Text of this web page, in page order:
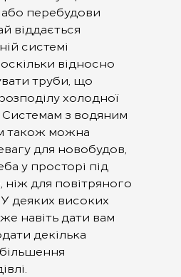
або перебудови
віддається
системі
відносно
труби, що
холодної
Системам з водяним
також можна
для новобудов,
у просторі під
для повітряного
деяких високих
навіть дати вам
декілька